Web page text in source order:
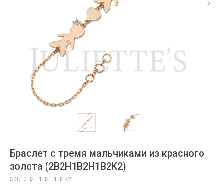
Браслет с тремя мальчиками из красного
золота (2B2H1B2H1B2K2)
SKU: 2B2H1B2H1B2K2